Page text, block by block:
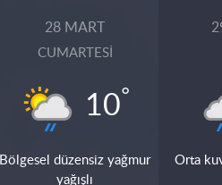
28 MART
CUMARTESI
10°
Bölgesel düzensiz yağmur
yağışlı
Orta